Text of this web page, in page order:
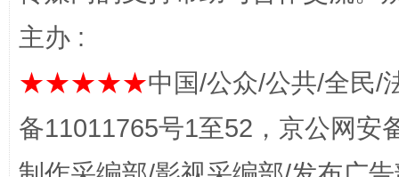
主办 :
★★★★★中国/公众/公共/全民/
备11011765号1至52，京公网安